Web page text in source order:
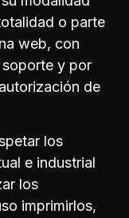
o parte
web, con
y por
de
los
e industrial
los
imprimirlos,